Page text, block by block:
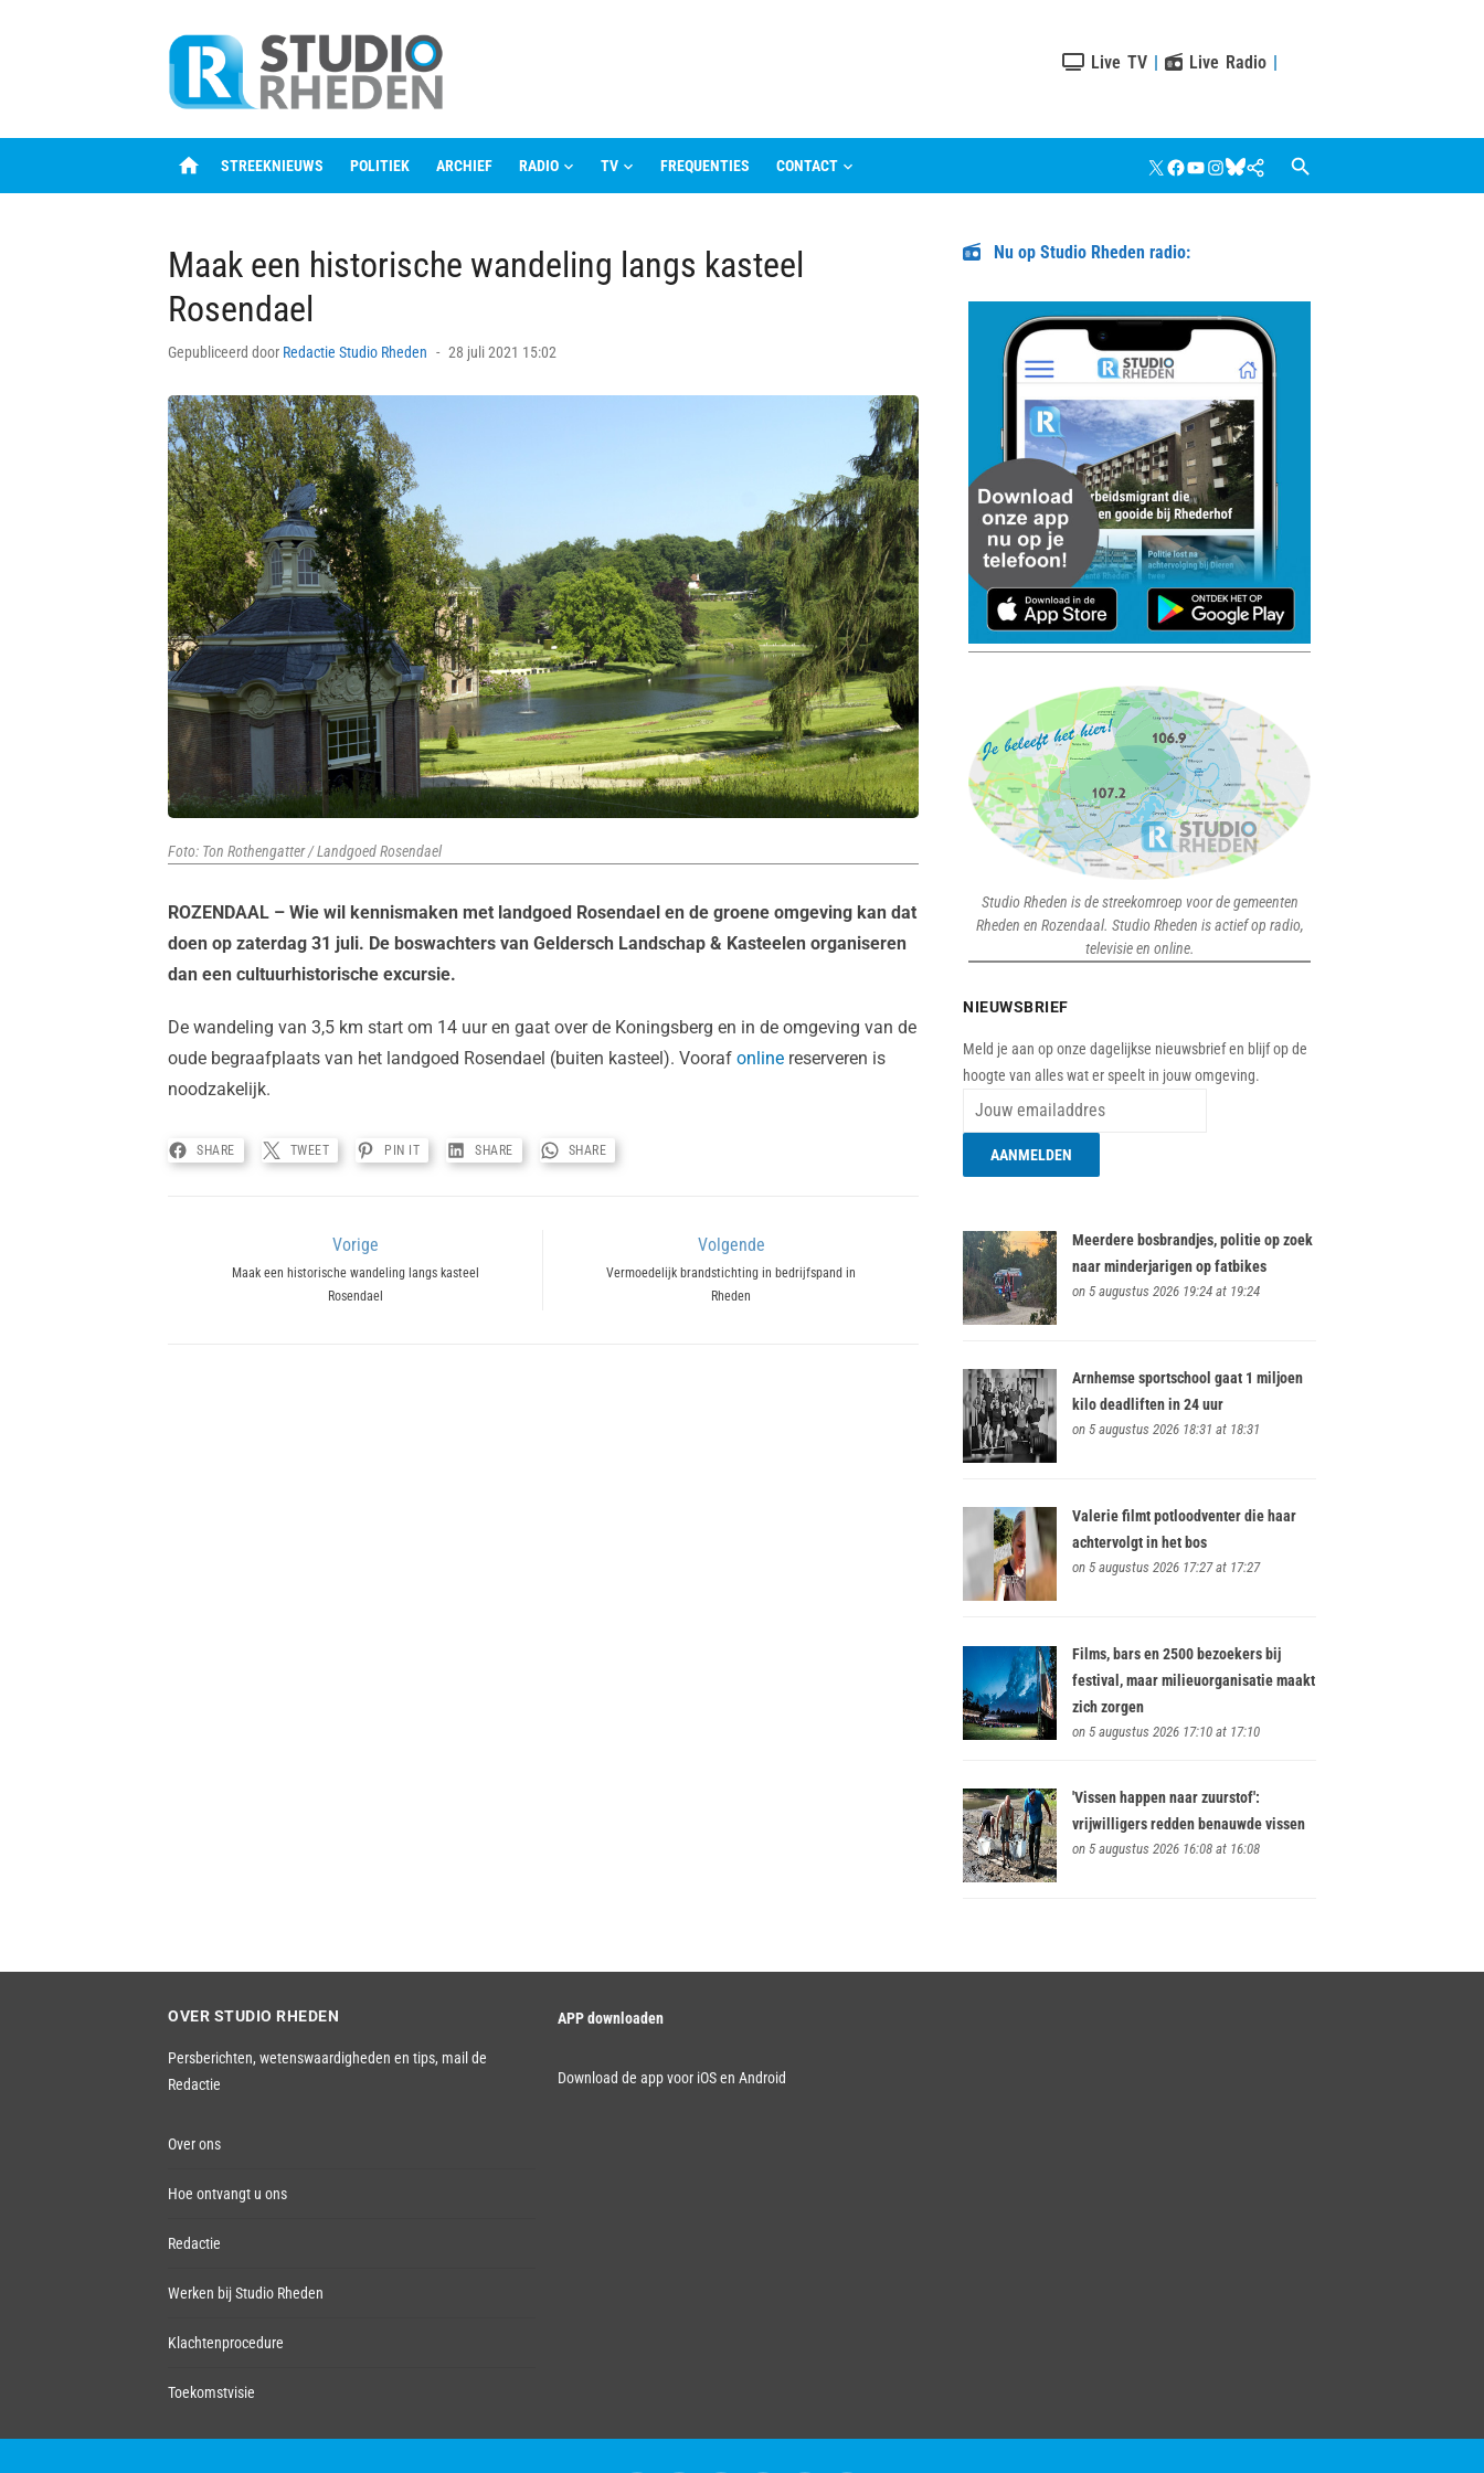
Live TV | Live Radio |
home STREEKNIEUWS POLITIEK ARCHIEF RADIO TV FREQUENTIES CONTACT X Facebook
YouTube
Instagram
Bluesky
Google
Nieuws
Maak een historische wandeling langs kasteel
Rosendael
Gepubliceerd door Redactie Studio Rheden
Posted
28 juli 2021 15:02
Foto: Ton Rothengatter / Landgoed Rosendael
ROZENDAAL – Wie wil kennismaken met landgoed Rosendael en de groene omgeving kan dat
doen op zaterdag 31 juli. De boswachters van Geldersch Landschap & Kasteelen organiseren
dan een cultuurhistorische excursie.
De wandeling van 3,5 km start om 14 uur en gaat over de Koningsberg en in de omgeving van de
oude begraafplaats van het landgoed Rosendael (buiten kasteel). Vooraf online reserveren is
noodzakelijk.
SHARE TWEET PIN IT SHARE SHARE
navigatie
Vorige
Previous
Maak een historische wandeling langs kasteel
Rosendael
Volgende
NextVermoedelijk brandstichting in bedrijfspand in
Rheden
Nu op Studio Rheden radio:
Studio Rheden is de streekomroep voor de gemeenten
Rheden en Rozendaal. Studio Rheden is actief op radio,
televisie en online.
NIEUWSBRIEF
Meld je aan op onze dagelijkse nieuwsbrief en blijf op de
hoogte van alles wat er speelt in jouw omgeving.
Meerdere bosbrandjes, politie op zoek
naar minderjarigen op fatbikes
on 5 augustus 2026 19:24 at 19:24
Arnhemse sportschool gaat 1 miljoen
kilo deadliften in 24 uur
on 5 augustus 2026 18:31 at 18:31
Valerie filmt potloodventer die haar
achtervolgt in het bos
on 5 augustus 2026 17:27 at 17:27
Films, bars en 2500 bezoekers bij
festival, maar milieuorganisatie maakt
zich zorgen
on 5 augustus 2026 17:10 at 17:10
'Vissen happen naar zuurstof':
vrijwilligers redden benauwde vissen
on 5 augustus 2026 16:08 at 16:08
OVER STUDIO RHEDEN
Persberichten, wetenswaardigheden en tips, mail de
Redactie
Over ons
Hoe ontvangt u ons
Redactie
Werken bij Studio Rheden
Klachtenprocedure
Toekomstvisie
APP downloaden
Download de app voor iOS en Android